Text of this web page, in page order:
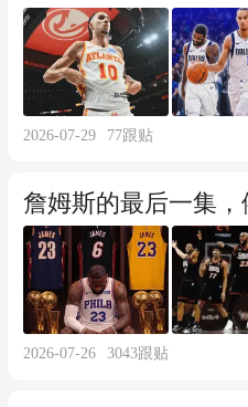
2026-07-29 77跟贴
詹姆斯的最后一集，
2026-07-26 3043跟贴